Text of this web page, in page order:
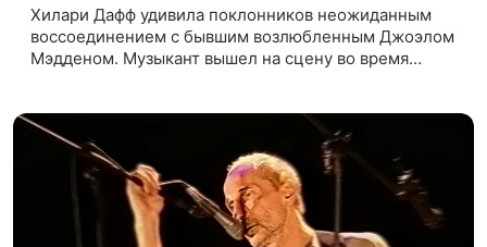
Хилари Дафф удивила поклонников неожиданным
воссоединением с бывшим возлюбленным Джоэлом
Мэдденом. Музыкант вышел на сцену во время